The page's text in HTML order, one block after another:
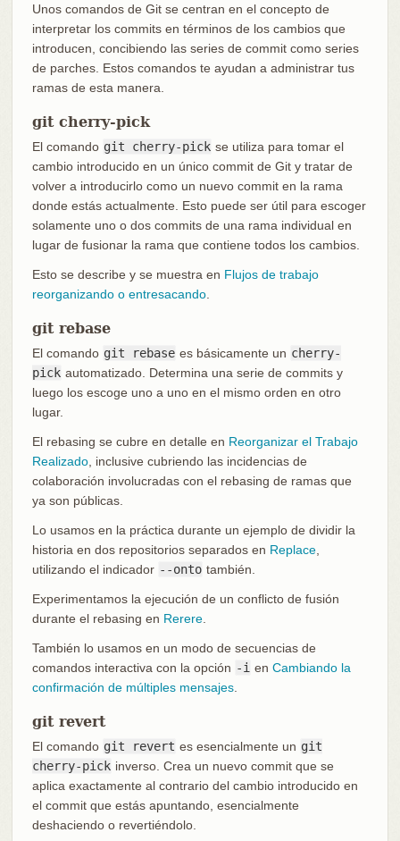
Unos comandos de Git se centran en el concepto de
interpretar los commits en términos de los cambios que
introducen, concibiendo las series de commit como series
de parches. Estos comandos te ayudan a administrar tus
ramas de esta manera.
git cherry-pick
El comando git cherry-pick se utiliza para tomar el
cambio introducido en un único commit de Git y tratar de
volver a introducirlo como un nuevo commit en la rama
donde estás actualmente. Esto puede ser útil para escoger
solamente uno o dos commits de una rama individual en
lugar de fusionar la rama que contiene todos los cambios.
Esto se describe y se muestra en Flujos de trabajo
reorganizando o entresacando.
git rebase
El comando git rebase es básicamente un cherry-
pick automatizado. Determina una serie de commits y
luego los escoge uno a uno en el mismo orden en otro
lugar.
El rebasing se cubre en detalle en Reorganizar el Trabajo
Realizado, inclusive cubriendo las incidencias de
colaboración involucradas con el rebasing de ramas que
ya son públicas.
Lo usamos en la práctica durante un ejemplo de dividir la
historia en dos repositorios separados en Replace,
utilizando el indicador --onto también.
Experimentamos la ejecución de un conflicto de fusión
durante el rebasing en Rerere.
También lo usamos en un modo de secuencias de
comandos interactiva con la opción -i en Cambiando la
confirmación de múltiples mensajes.
git revert
El comando git revert es esencialmente un git
cherry-pick inverso. Crea un nuevo commit que se
aplica exactamente al contrario del cambio introducido en
el commit que estás apuntando, esencialmente
deshaciendo o revertiéndolo.